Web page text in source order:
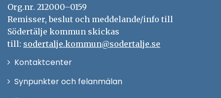
Org.nr. 212000–0159
Remisser, beslut och meddelande/info till
Södertälje kommun skickas
till: sodertalje.kommun@sodertalje.se
KontaktcenterÖppna
Synpunkter och felanmälan